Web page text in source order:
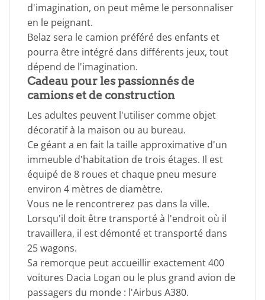
d'imagination, on peut même le personnaliser
en le peignant.
Belaz sera le camion préféré des enfants et
pourra être intégré dans différents jeux, tout
dépend de l'imagination.
Cadeau pour les passionnés de
camions et de construction
Les adultes peuvent l'utiliser comme objet
décoratif à la maison ou au bureau.
Ce géant a en fait la taille approximative d'un
immeuble d'habitation de trois étages. Il est
équipé de 8 roues et chaque pneu mesure
environ 4 mètres de diamètre.
Vous ne le rencontrerez pas dans la ville.
Lorsqu'il doit être transporté à l'endroit où il
travaillera, il est démonté et transporté dans
25 wagons.
Sa remorque peut accueillir exactement 400
voitures Dacia Logan ou le plus grand avion de
passagers du monde : l'Airbus A380.